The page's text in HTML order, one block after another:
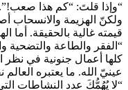
“وإذا قلتَ: “كم هذا
ولكنّ الهزيمة
قيمته غالية بالحقيقة.
“الفقر والطاعة والتضحية
كلها أعمال جنونية في نظر
عينيّ الله. ما يعتبره العالم
“لا يُهُمُّكَ عدد النشاطات